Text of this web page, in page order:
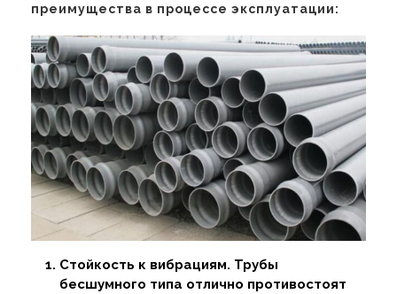
преимущества в процессе эксплуатации:
Стойкость к вибрациям. Трубы
бесшумного типа отлично противостоят